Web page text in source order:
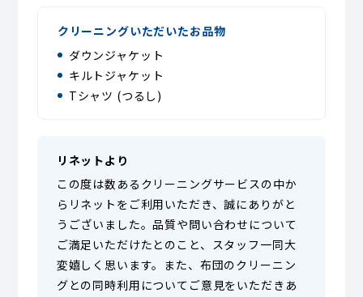
クリーニングいただいたお品物
ダウンジャケット
キルトジャケット
Tシャツ (つるし)
リネットより
この度は数あるクリーニングサービスの中か
らリネットをご利用いただき、誠にありがと
うございました。品質や問い合わせについて
ご満足いただけたとのこと、スタッフ一同大
変嬉しく思います。また、布団のクリーニン
グとの同時利用についてご意見をいただきあ